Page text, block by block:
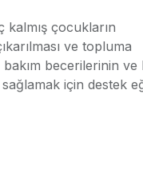
çocukların
ve topluma
becerilerinin ve
için destek